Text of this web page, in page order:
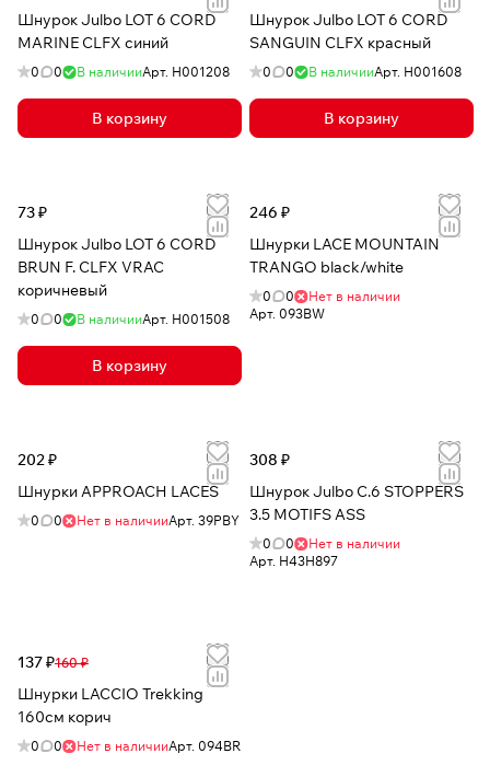
Шнурок Julbo LOT 6 CORD
MARINE CLFX синий
0 0 В наличииАрт. H001208
В корзину
Шнурок Julbo LOT 6 CORD
SANGUIN CLFX красный
0 0 В наличииАрт. H001608
В корзину
73 ₽
Шнурок Julbo LOT 6 CORD
BRUN F. CLFX VRAC
коричневый
0 0 В наличииАрт. H001508
В корзину
246 ₽
Шнурки LACE MOUNTAIN
TRANGO black/white
0 0
Нет в наличии
Арт. 093BW
202 ₽
Шнурки APPROACH LACES
0 0 Нет в наличииАрт. 39PBY
308 ₽
Шнурок Julbo C.6 STOPPERS
3.5 MOTIFS ASS
0 0
Нет в наличии
Арт. H43H897
137 ₽160 ₽
Шнурки LACCIO Trekking
160см корич
0 0 Нет в наличииАрт. 094BR